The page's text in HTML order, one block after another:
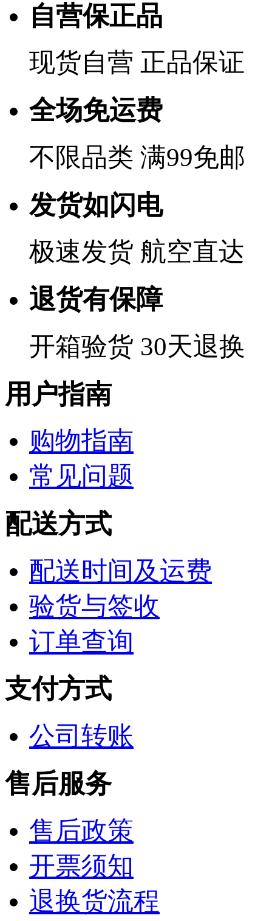
自营保正品
现货自营 正品保证
全场免运费
不限品类 满99免邮
发货如闪电
极速发货 航空直达
退货有保障
开箱验货 30天退换
用户指南
购物指南
常见问题
配送方式
配送时间及运费
验货与签收
订单查询
支付方式
公司转账
售后服务
售后政策
开票须知
退换货流程